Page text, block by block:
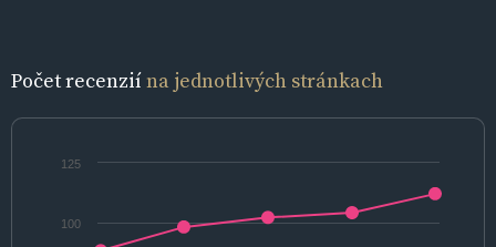
Počet recenziína jednotlivých stránkach
100
125